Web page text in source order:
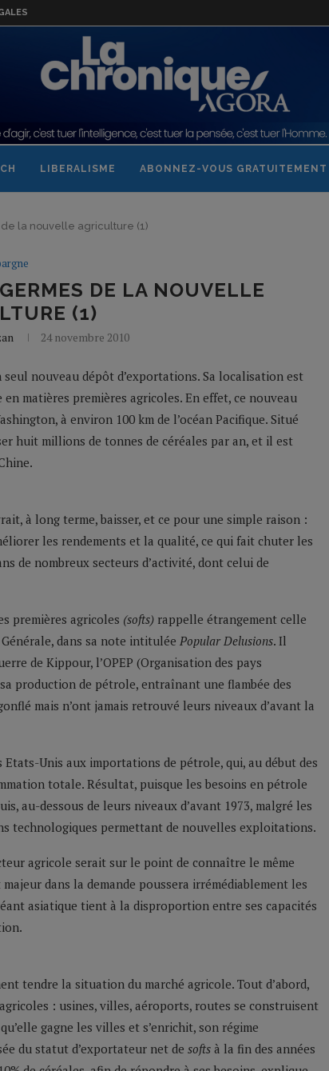
LIBERALISME ABONNEZ-VOUS GRATUITEMENT
la nouvelle agriculture (1)
DE LA NOUVELLE
(1)
24 novembre 2010
nouveau dépôt d’exportations. Sa localisation est
matières premières agricoles. En effet, ce nouveau
à environ 100 km de l’océan Pacifique. Situé
huit millions de tonnes de céréales par an, et il est
à long terme, baisser, et ce pour une simple raison :
les rendements et la qualité, ce qui fait chuter les
de nombreux secteurs d’activité, dont celui de
premières agricoles (softs) rappelle étrangement celle
dans sa note intitulée Popular Delusions. Il
de Kippour, l’OPEP (Organisation des pays
production de pétrole, entraînant une flambée des
mais n’ont jamais retrouvé leurs niveaux d’avant la
Unis aux importations de pétrole, qui, au début des
totale. Résultat, puisque les besoins en pétrole
au-dessous de leurs niveaux d’avant 1973, malgré les
technologiques permettant de nouvelles exploitations.
agricole serait sur le point de connaître le même
dans la demande poussera irrémédiablement les
asiatique tient à la disproportion entre ses capacités
tendre la situation du marché agricole. Tout d’abord,
: usines, villes, aéroports, routes se construisent
gagne les villes et s’enrichit, son régime
du statut d’exportateur net de softs à la fin des années